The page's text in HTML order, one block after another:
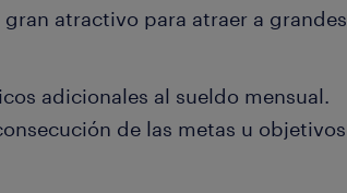
atractivo para atraer a grandes
adicionales al sueldo mensual.
de las metas u objetivos